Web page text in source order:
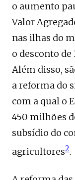
o aumento
Valor
nas ilhas do
o desconto
Além disso,
a reforma do
com a qual o
450 milhões
subsídio do
agricultores2.